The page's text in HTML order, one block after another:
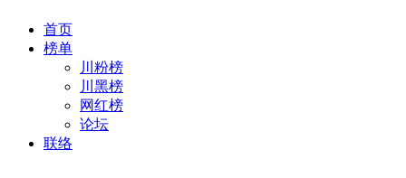
首页
榜单
川粉榜
川黑榜
网红榜
论坛
联络